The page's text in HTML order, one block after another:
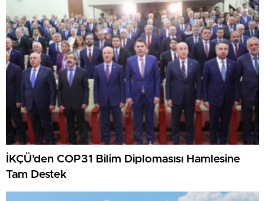
İKÇÜ’den COP31 Bilim Diplomasısı Hamlesine
Tam Destek